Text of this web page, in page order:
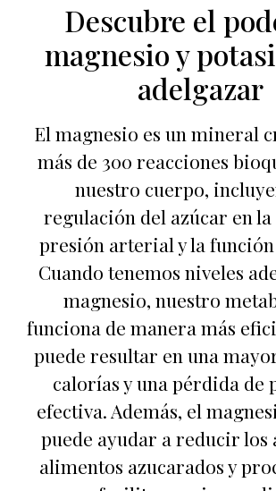
Descubre el
magnesio y
adelgazar
El magnesio es un mineral
más de 300 reacciones
nuestro cuerpo,
regulación del azúcar en la
presión arterial y la
Cuando tenemos niveles
magnesio, nuestro
funciona de manera más
puede resultar en una
calorías y una pérdida de
efectiva. Además, el
puede ayudar a reducir los
alimentos azucarados y